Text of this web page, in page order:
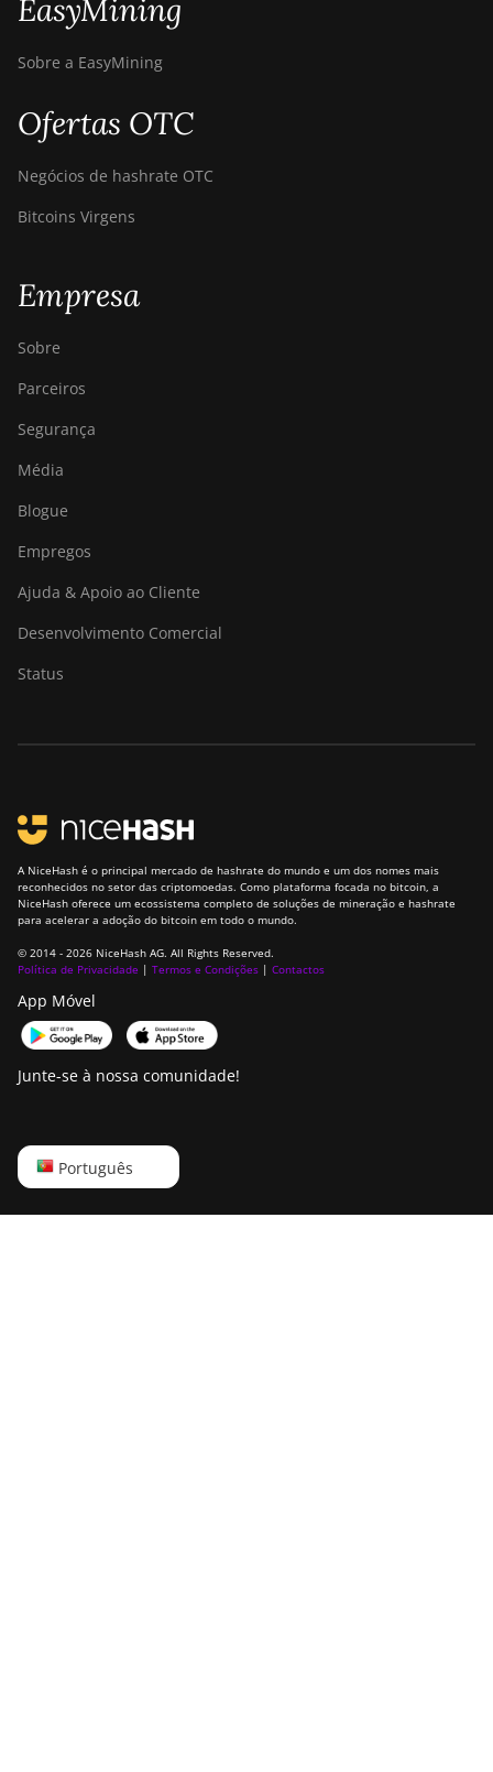
EasyMining
Sobre a EasyMining
Ofertas OTC
Negócios de hashrate OTC
Bitcoins Virgens
Empresa
Sobre
Parceiros
Segurança
Média
Blogue
Empregos
Ajuda & Apoio ao Cliente
Desenvolvimento Comercial
Status
A NiceHash é o principal mercado de hashrate do mundo e um dos nomes mais
reconhecidos no setor das criptomoedas. Como plataforma focada no bitcoin, a
NiceHash oferece um ecossistema completo de soluções de mineração e hashrate
para acelerar a adoção do bitcoin em todo o mundo.
© 2014 - 2026 NiceHash AG. All Rights Reserved.
Política de Privacidade | Termos e Condições | Contactos
App Móvel
Junte-se à nossa comunidade!
Português
English